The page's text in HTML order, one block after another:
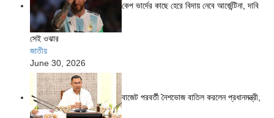
কেপ ভার্দের কাছে হেরে বিদায় নেবে আর্জেন্টিনা, দাবি
সেই ওঝার
জাতীয়
June 30, 2026
বাজেট পরবর্তী নৈশভোজ বাতিল করলেন প্রধানমন্ত্রী,